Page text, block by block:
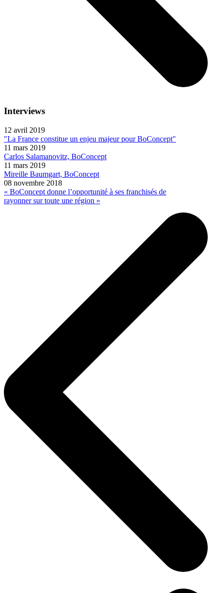
Interviews
12 avril 2019
"La France constitue un enjeu majeur pour BoConcept"
11 mars 2019
Carlos Salamanovitz, BoConcept
11 mars 2019
Mireille Baumgart, BoConcept
08 novembre 2018
« BoConcept donne l’opportunité à ses franchisés de
rayonner sur toute une région »